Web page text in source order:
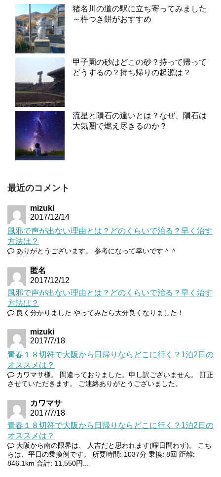
猪名川の道の駅に立ち寄ってみました
～杵つき餅がおすすめ
甲子園の砂はどこの砂？持って帰って
どうするの？持ち帰りの起源は？
流星と隕石の違いとは？なぜ、隕石は
大気圏で燃え尽きるのか？
最近のコメント
mizuki
2017/12/14
風邪で声が出ない理由とは？どのくらいで治る？早く治す
方法は？
ありがとうございます。 参考になって幸いです＾＾
匿名
2017/12/12
風邪で声が出ない理由とは？どのくらいで治る？早く治す
方法は？
良く分かりました やってみたら大分良くなりました！
mizuki
2017/7/18
青春１８切符で大阪から日帰りならどこに行く？1泊2日の
オススメは？
カワマサ様。 間違っておりました。申し訳ございません。 訂正
させていただきます。 ご連絡ありがとうございました。
カワマサ
2017/7/18
青春１８切符で大阪から日帰りならどこに行く？1泊2日の
オススメは？
大阪から南の限界は、 人吉だと思われます(曜日問わず)。 こち
らは、平日の乗換例です。 所要時間: 1037分 乗換: 8回 距離:
846.1km 合計: 11,550円...